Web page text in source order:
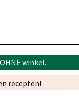
winkel.
recepten!